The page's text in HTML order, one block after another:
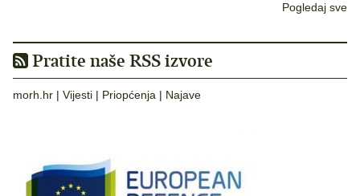
Pogledaj sve
Pratite naše RSS izvore
morh.hr | Vijesti | Priopćenja | Najave